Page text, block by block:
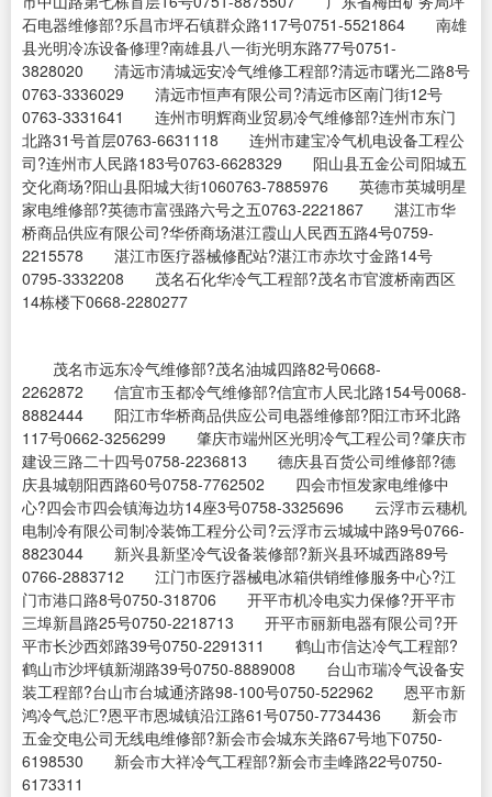
石电器维修部?乐昌市坪石镇群众路117号0751-5521864 南雄
县光明冷冻设备修理?南雄县八一街光明东路77号0751-
3828020 清远市清城远安冷气维修工程部?清远市曙光二路8号
0763-3336029 清远市恒声有限公司?清远市区南门街12号
0763-3331641 连州市明辉商业贸易冷气维修部?连州市东门
北路31号首层0763-6631118 连州市建宝冷气机电设备工程公
司?连州市人民路183号0763-6628329 阳山县五金公司阳城五
交化商场?阳山县阳城大街1060763-7885976 英德市英城明星
家电维修部?英德市富强路六号之五0763-2221867 湛江市华
桥商品供应有限公司?华侨商场湛江霞山人民西五路4号0759-
2215578 湛江市医疗器械修配站?湛江市赤坎寸金路14号
0795-3332208 茂名石化华冷气工程部?茂名市官渡桥南西区
14栋楼下0668-2280277
茂名市远东冷气维修部?茂名油城四路82号0668-
2262872 信宜市玉都冷气维修部?信宜市人民北路154号0068-
8882444 阳江市华桥商品供应公司电器维修部?阳江市环北路
117号0662-3256299 肇庆市端州区光明冷气工程公司?肇庆市
建设三路二十四号0758-2236813 德庆县百货公司维修部?德
庆县城朝阳西路60号0758-7762502 四会市恒发家电维修中
心?四会市四会镇海边坊14座3号0758-3325696 云浮市云穗机
电制冷有限公司制冷装饰工程分公司?云浮市云城城中路9号0766-
8823044 新兴县新坚冷气设备装修部?新兴县环城西路89号
0766-2883712 江门市医疗器械电冰箱供销维修服务中心?江
门市港口路8号0750-318706 开平市机冷电实力保修?开平市
三埠新昌路25号0750-2218713 开平市丽新电器有限公司?开
平市长沙西郊路39号0750-2291311 鹤山市信达冷气工程部?
鹤山市沙坪镇新湖路39号0750-8889008 台山市瑞冷气设备安
装工程部?台山市台城通济路98-100号0750-522962 恩平市新
鸿冷气总汇?恩平市恩城镇沿江路61号0750-7734436 新会市
五金交电公司无线电维修部?新会市会城东关路67号地下0750-
6198530 新会市大祥冷气工程部?新会市圭峰路22号0750-
6173311